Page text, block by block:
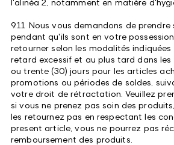
9.11 Nous vous demandons de
pendant qu'ils sont en votre
retourner selon les modalités indiquées
retard excessif et au plus tard dans les
ou trente (30) jours pour les articles
promotions ou périodes de soldes,
votre droit de rétractation. Veuillez
si vous ne prenez pas soin des
les retournez pas en respectant les
present article, vous ne pourrez pas
remboursement des produits.